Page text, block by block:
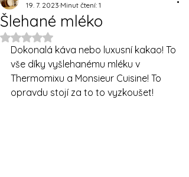
Šlehané mléko
19. 7. 2023 Minut čtení: 1
Hodnoceno NaN z 5 hvězdiček.
Dokonalá káva nebo luxusní kakao! To
vše díky vyšlehanému mléku v
Thermomixu a Monsieur Cuisine! To
opravdu stojí za to to vyzkoušet!